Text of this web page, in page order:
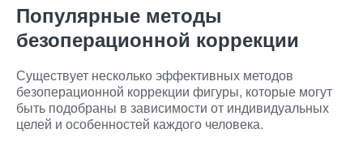
Популярные методы
безоперационной коррекции
Существует несколько эффективных методов
безоперационной коррекции фигуры, которые могут
быть подобраны в зависимости от индивидуальных
целей и особенностей каждого человека.